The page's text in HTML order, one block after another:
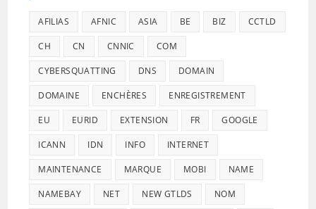
AFILIAS AFNIC ASIA BE BIZ CCTLD
CH CN CNNIC COM
CYBERSQUATTING DNS DOMAIN
DOMAINE ENCHÈRES ENREGISTREMENT
EU EURID EXTENSION FR GOOGLE
ICANN IDN INFO INTERNET
MAINTENANCE MARQUE MOBI NAME
NAMEBAY NET NEW GTLDS NOM